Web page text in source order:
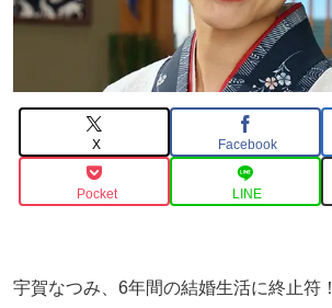
X Facebook
Pocket LINE
宇賀なつみ、6年間の結婚生活に終止符！